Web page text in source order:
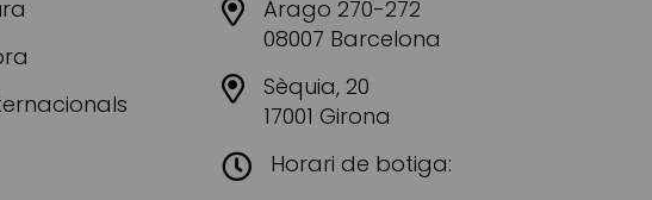
Arago 270-272
08007 Barcelona
Sèquia, 20
17001 Girona
Horari de botiga: